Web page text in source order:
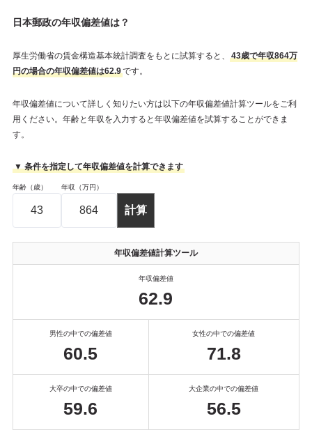
日本郵政の年収偏差値は？
厚生労働省の賃金構造基本統計調査をもとに試算すると、
43歳で年収864万
円の場合の年収偏差値は62.9です。
年収偏差値について詳しく知りたい方は以下の年収偏差値計算ツールをご利
用ください。年齢と年収を入力すると年収偏差値を試算することができま
す。
▼ 条件を指定して年収偏差値を計算できます
年齢（歳） 年収（万円）
年収偏差値計算ツール
年収偏差値
62.9
男性の中での偏差値
60.5
女性の中での偏差値
71.8
大卒の中での偏差値
59.6
大企業の中での偏差値
56.5